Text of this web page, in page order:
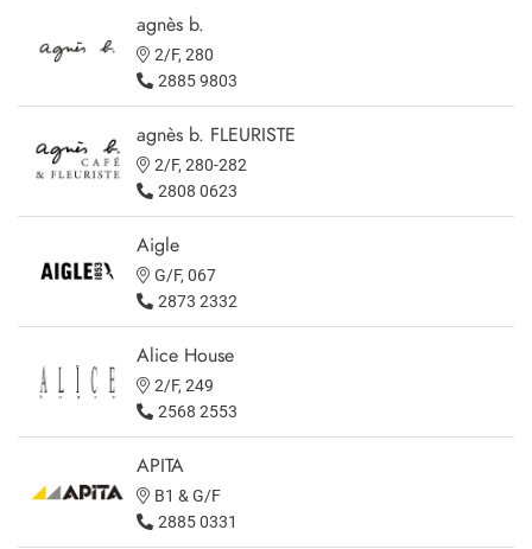
agnès b.
2/F, 280
2885 9803
agnès b. FLEURISTE
2/F, 280-282
2808 0623
Aigle
G/F, 067
2873 2332
Alice House
2/F, 249
2568 2553
APITA
B1 & G/F
2885 0331